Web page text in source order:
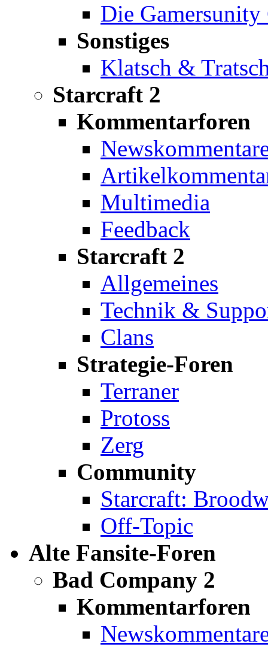
Die
Sonstiges
Klatsch &
Starcraft 2
Kommentarforen
Multimedia
Feedback
Starcraft 2
Allgemeines
Technik &
Clans
Strategie-Foren
Terraner
Protoss
Zerg
Community
Starcraft:
Off-Topic
Alte Fansite-Foren
Bad Company 2
Kommentarforen